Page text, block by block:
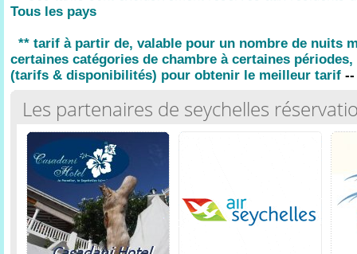
Tous les pays
** tarif à partir de, valable pour un nombre de nuits
certaines catégories de chambre à certaines
(tarifs & disponibilités) pour obtenir le meilleur tarif --
Les partenaires de seychelles